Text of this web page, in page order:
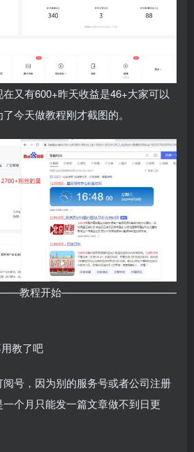
又有600+昨天收益是46+大家可以
今天做教程刚才截图的。
教程开始———————————
教了吧
阅号，因为别的服务号或者公司注册
个月只能发一篇文章做不到日更